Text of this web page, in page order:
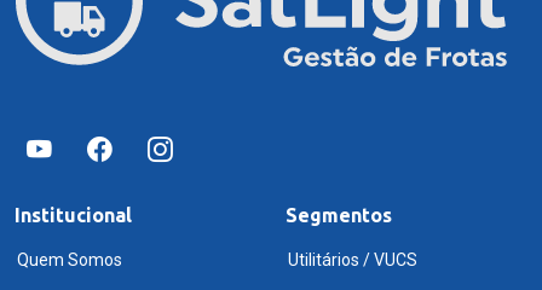
Institucional
Quem Somos
Segmentos
Utilitários / VUCS